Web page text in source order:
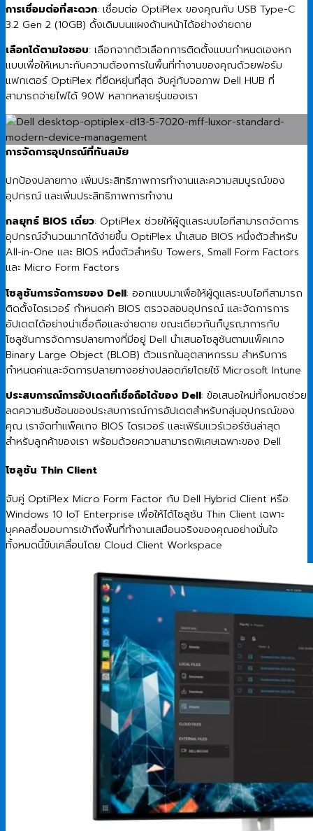
การเชื่อมต่อที่สะดวก: เชื่อมต่อ OptiPlex ของคุณกับ USB Type-C
3.2 Gen 2 (10GB) ดั้งเดิมบนแผงด้านหน้าได้อย่างง่ายดาย
เลือกได้ตามใจชอบ: เลือกจากตัวเลือกการติดตั้งแบบกำหนดเองหก
แบบเพื่อให้เหมาะกับความต้องการในพื้นที่ทำงานของคุณด้วยฟอร์ม
แฟกเตอร์ OptiPlex ที่ยืดหยุ่นที่สุด จับคู่กับจอภาพ Dell HUB ที่
สามารถจ่ายไฟได้ 90W หลากหลายรุ่นของเรา
การจัดการอุปกรณ์ที่ทันสมัย
ปกป้องปลายทาง เพิ่มประสิทธิภาพการทำงานและความสมบูรณ์ของ
อุปกรณ์ และเพิ่มประสิทธิภาพการทำงาน
กลยุทธ์ BIOS เดี่ยว: OptiPlex ช่วยให้ผู้ดูแลระบบไอทีสามารถจัดการ
อุปกรณ์จำนวนมากได้ง่ายขึ้น OptiPlex นำเสนอ BIOS หนึ่งตัวสำหรับ
All-in-One และ BIOS หนึ่งตัวสำหรับ Towers, Small Form Factors
และ Micro Form Factors
โซลูชันการจัดการของ Dell: ออกแบบมาเพื่อให้ผู้ดูแลระบบไอทีสามารถ
ติดตั้งไดรเวอร์ กำหนดค่า BIOS ตรวจสอบอุปกรณ์ และจัดการการ
อัปเดตได้อย่างน่าเชื่อถือและง่ายดาย ขณะเดียวกันก็บูรณาการกับ
โซลูชันการจัดการปลายทางที่มีอยู่ Dell นำเสนอโซลูชันตามแพ็คเกจ
Binary Large Object (BLOB) ตัวแรกในอุตสาหกรรม สำหรับการ
กำหนดค่าและจัดการปลายทางอย่างปลอดภัยโดยใช้ Microsoft Intune
ประสบการณ์การอัปเดตที่เชื่อถือได้ของ Dell: ข้อเสนอใหม่ทั้งหมดช่วย
ลดความซับซ้อนของประสบการณ์การอัปเดตสำหรับกลุ่มอุปกรณ์ของ
คุณ เราจัดทำแพ็คเกจ BIOS ไดรเวอร์ และเฟิร์มแวร์เวอร์ชันล่าสุด
สำหรับลูกค้าของเรา พร้อมด้วยความสามารถพิเศษเฉพาะของ Dell
โซลูชัน Thin Client
จับคู่ OptiPlex Micro Form Factor กับ Dell Hybrid Client หรือ
Windows 10 IoT Enterprise เพื่อให้ได้โซลูชัน Thin Client เฉพาะ
บุคคลซึ่งมอบการเข้าถึงพื้นที่ทำงานเสมือนจริงของคุณอย่างมั่นใจ
ทั้งหมดนี้ขับเคลื่อนโดย Cloud Client Workspace